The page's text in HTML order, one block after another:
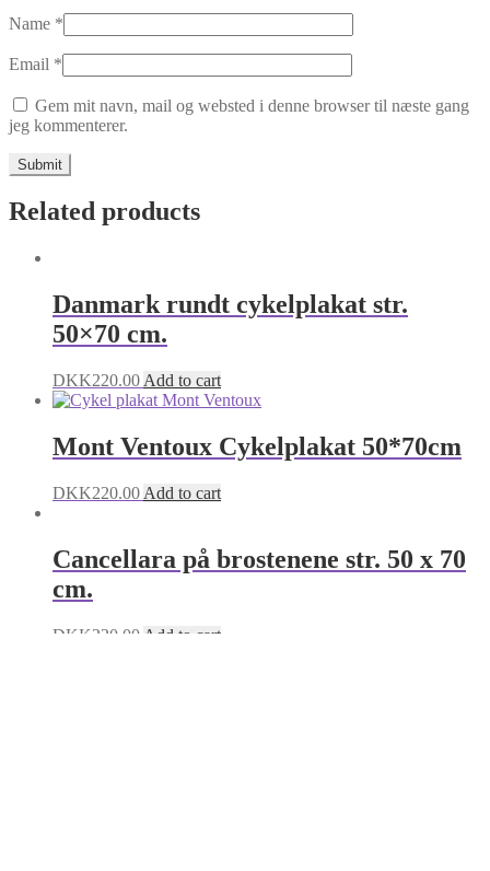
Name *
Email *
Gem mit navn, mail og websted i denne browser til næste gang
jeg kommenterer.
Related products
Danmark rundt cykelplakat str.
50×70 cm.
DKK220.00 Add to cart
Mont Ventoux Cykelplakat 50*70cm
DKK220.00 Add to cart
Cancellara på brostenene str. 50 x 70
cm.
DKK220.00 Add to cart